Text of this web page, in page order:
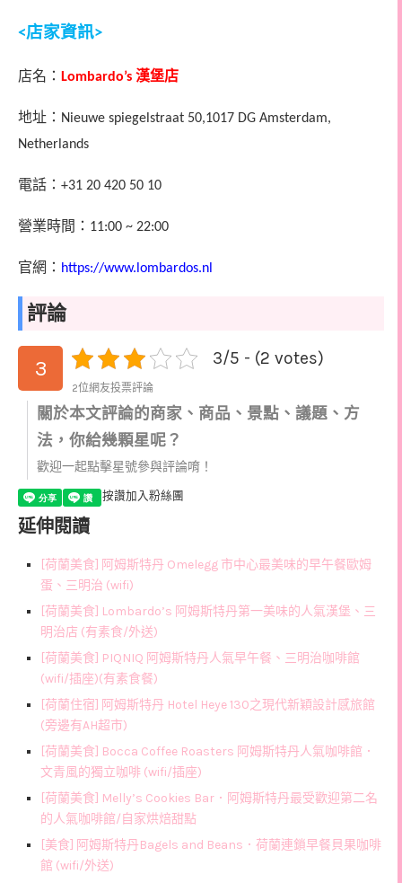
<店家資訊>
店名： Lombardo’s 漢堡店
地址： Nieuwe spiegelstraat 50,1017 DG Amsterdam,
Netherlands
電話： +31 20 420 50 10
營業時間： 11:00 ~ 22:00
官網： https://www.lombardos.nl
評論
3 3/5 - (2 votes)
2位網友投票評論
關於本文評論的商家、商品、景點、議題、方
法，你給幾顆星呢？
歡迎一起點擊星號參與評論唷！
按讚加入粉絲團
延伸閱讀
[荷蘭美食] 阿姆斯特丹 Omelegg 市中心最美味的早午餐歐姆
蛋、三明治 (wifi)
[荷蘭美食] Lombardo’s 阿姆斯特丹第一美味的人氣漢堡、三
明治店 (有素食/外送)
[荷蘭美食] PIQNIQ 阿姆斯特丹人氣早午餐、三明治咖啡館
(wifi/插座)(有素食餐)
[荷蘭住宿] 阿姆斯特丹 Hotel Heye 130之現代新穎設計感旅館
(旁邊有AH超市)
[荷蘭美食] Bocca Coffee Roasters 阿姆斯特丹人氣咖啡館．
文青風的獨立咖啡 (wifi/插座)
[荷蘭美食] Melly’s Cookies Bar．阿姆斯特丹最受歡迎第二名
的人氣咖啡館/自家烘焙甜點
[美食] 阿姆斯特丹Bagels and Beans．荷蘭連鎖早餐貝果咖啡
館 (wifi/外送)